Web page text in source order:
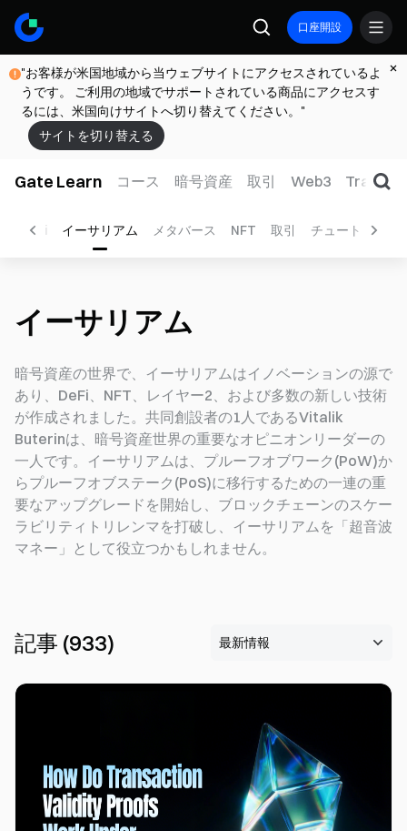
口座開設
"お客様が米国地域から当ウェブサイトにアクセスされているよ
うです。 ご利用の地域でサポートされている商品にアクセスす
るには、米国向けサイトへ切り替えてください。"
サイトを切り替える
Gate Learn コース 暗号資産 取引 Web3 TradFi
DeFi イーサリアム メタバース NFT 取引 チュートリアル
イーサリアム
暗号資産の世界で、イーサリアムはイノベーションの源で
あり、DeFi、NFT、レイヤー2、および多数の新しい技術
が作成されました。共同創設者の1人であるVitalik
Buterinは、暗号資産世界の重要なオピニオンリーダーの
一人です。イーサリアムは、プルーフオブワーク(PoW)か
らプルーフオブステーク(PoS)に移行するための一連の重
要なアップグレードを開始し、ブロックチェーンのスケー
ラビリティトリレンマを打破し、イーサリアムを「超音波
マネー」として役立つかもしれません。
記事 (933)